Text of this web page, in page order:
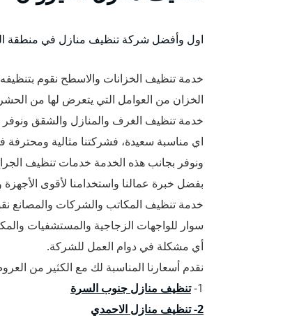
اول وأفضل شركة تنظيف منازل في منطقة
خدمة تنظيف الخزانات والاسطح نقوم
الخزان من العوامل التي يتعرض لها من
خدمة تنظيف الغرف والمنازل والشقق ونوفر
اي مناسبة سعيدة، فشركتنا مثالية
ونوفر بجانب هذه الخدمة خدمات تنظيف
بفضل خبرة عمالنا واستخدامنا لأقوى
خدمة تنظيف المكاتب والشركات والمصانع
سوار للواجهات الزجاجية والمستشفيات
أي مشكلة في دوام العمل للشركة.
نقدم أسعارنا المناسبة لك مع الكثير من
1- تنظيف منازل جنوب السرة
2- تنظيف منازل الاحمدي